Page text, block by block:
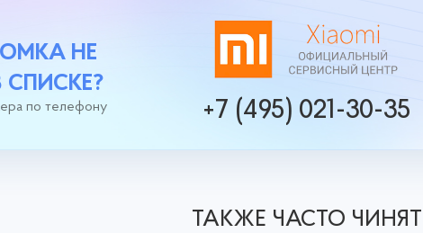
НЕ
по телефону +7 (495) 021-30-35
ТАКЖЕ ЧАСТО ЧИНЯТ